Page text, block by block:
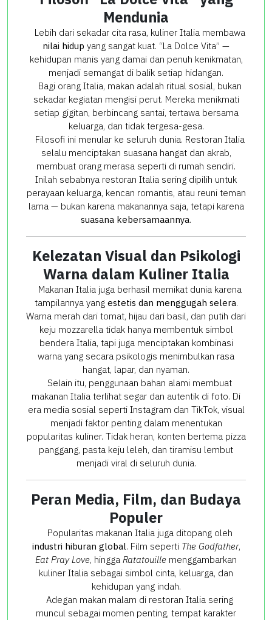
Mendunia
Lebih dari sekadar cita rasa, kuliner Italia membawa
nilai hidup yang sangat kuat. “La Dolce Vita” —
kehidupan manis yang damai dan penuh kenikmatan,
menjadi semangat di balik setiap hidangan.
Bagi orang Italia, makan adalah ritual sosial, bukan
sekadar kegiatan mengisi perut. Mereka menikmati
setiap gigitan, berbincang santai, tertawa bersama
keluarga, dan tidak tergesa-gesa.
Filosofi ini menular ke seluruh dunia. Restoran Italia
selalu menciptakan suasana hangat dan akrab,
membuat orang merasa seperti di rumah sendiri.
Inilah sebabnya restoran Italia sering dipilih untuk
perayaan keluarga, kencan romantis, atau reuni teman
lama — bukan karena makanannya saja, tetapi karena
suasana kebersamaannya.
Kelezatan Visual dan Psikologi
Warna dalam Kuliner Italia
Makanan Italia juga berhasil memikat dunia karena
tampilannya yang estetis dan menggugah selera.
Warna merah dari tomat, hijau dari basil, dan putih dari
keju mozzarella tidak hanya membentuk simbol
bendera Italia, tapi juga menciptakan kombinasi
warna yang secara psikologis menimbulkan rasa
hangat, lapar, dan nyaman.
Selain itu, penggunaan bahan alami membuat
makanan Italia terlihat segar dan autentik di foto. Di
era media sosial seperti Instagram dan TikTok, visual
menjadi faktor penting dalam menentukan
popularitas kuliner. Tidak heran, konten bertema pizza
panggang, pasta keju leleh, dan tiramisu lembut
menjadi viral di seluruh dunia.
Peran Media, Film, dan Budaya
Populer
Popularitas makanan Italia juga ditopang oleh
industri hiburan global. Film seperti The Godfather,
Eat Pray Love, hingga Ratatouille menggambarkan
kuliner Italia sebagai simbol cinta, keluarga, dan
kehidupan yang indah.
Adegan makan malam di restoran Italia sering
muncul sebagai momen penting, tempat karakter